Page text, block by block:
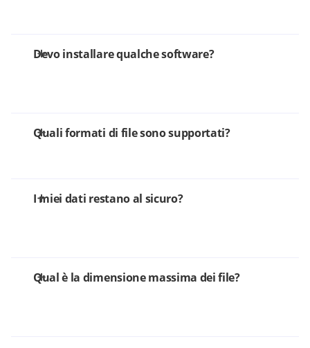
Devo installare qualche software?
Quali formati di file sono supportati?
I miei dati restano al sicuro?
Qual è la dimensione massima dei file?